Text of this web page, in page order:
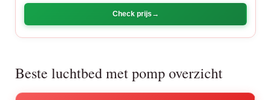
Check prijs
Beste luchtbed met pomp overzicht